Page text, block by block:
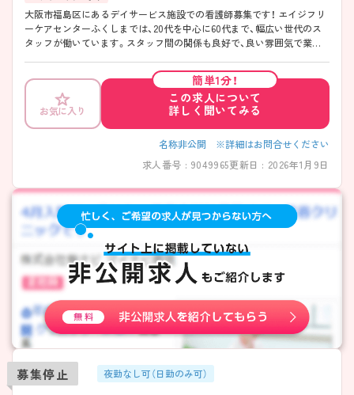
大阪市福島区にあるデイサービス施設での看護師募集です！ エイジフリ
ーケアセンターふくしまでは、20代を中心に60代まで、幅広い世代のス
タッフが働いています。スタッフ間の関係も良好で、良い雰囲気で業務
心してください！ ご興味ある方には、面接対策ポイントなど、詳細をお話
しいたしますのでお気軽にご相談ください。
お気に入り
簡単1分！
この求人について
詳しく聞いてみる
名称非公開 ※詳細はお問合せください
求人番号 : 9049965更新日 : 2026年1月9日
募集停止 夜勤なし可（日勤のみ可）